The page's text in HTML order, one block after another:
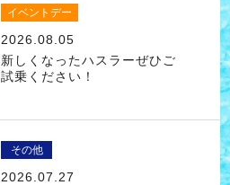
イベントデー
2026.08.05
新しくなったハスラーぜひご
試乗ください！
その他
2026.07.27